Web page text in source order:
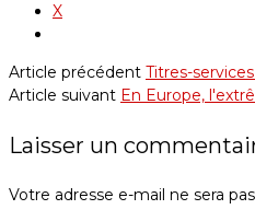
X
Article précédent Titres-
Article suivant En Europe,
Laisser un
Votre adresse e-mail ne sera